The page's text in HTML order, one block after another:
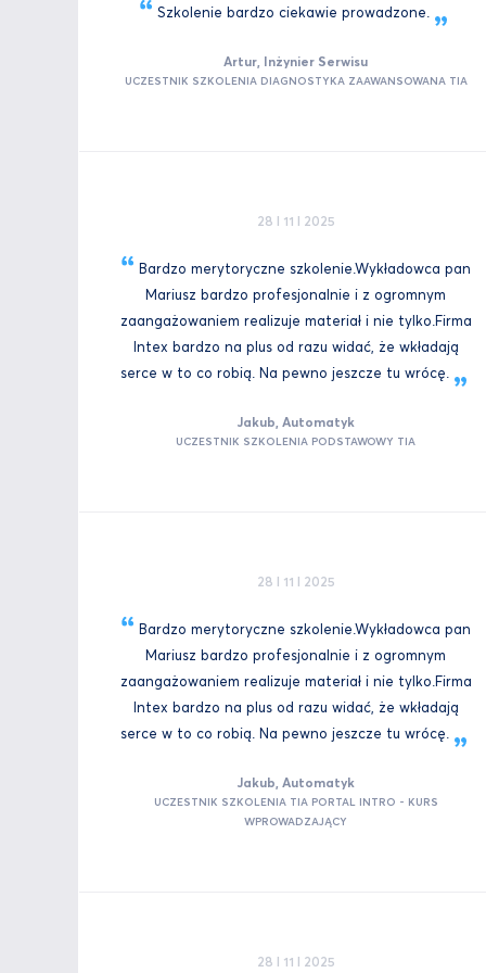
Szkolenie bardzo ciekawie prowadzone.
Artur, Inżynier Serwisu
UCZESTNIK SZKOLENIA DIAGNOSTYKA ZAAWANSOWANA TIA
28 I 11 I 2025
Bardzo merytoryczne szkolenie.Wykładowca pan
Mariusz bardzo profesjonalnie i z ogromnym
zaangażowaniem realizuje materiał i nie tylko.Firma
Intex bardzo na plus od razu widać, że wkładają
serce w to co robią. Na pewno jeszcze tu wrócę.
Jakub, Automatyk
UCZESTNIK SZKOLENIA PODSTAWOWY TIA
28 I 11 I 2025
Bardzo merytoryczne szkolenie.Wykładowca pan
Mariusz bardzo profesjonalnie i z ogromnym
zaangażowaniem realizuje materiał i nie tylko.Firma
Intex bardzo na plus od razu widać, że wkładają
serce w to co robią. Na pewno jeszcze tu wrócę.
Jakub, Automatyk
UCZESTNIK SZKOLENIA TIA PORTAL INTRO - KURS
WPROWADZAJĄCY
28 I 11 I 2025